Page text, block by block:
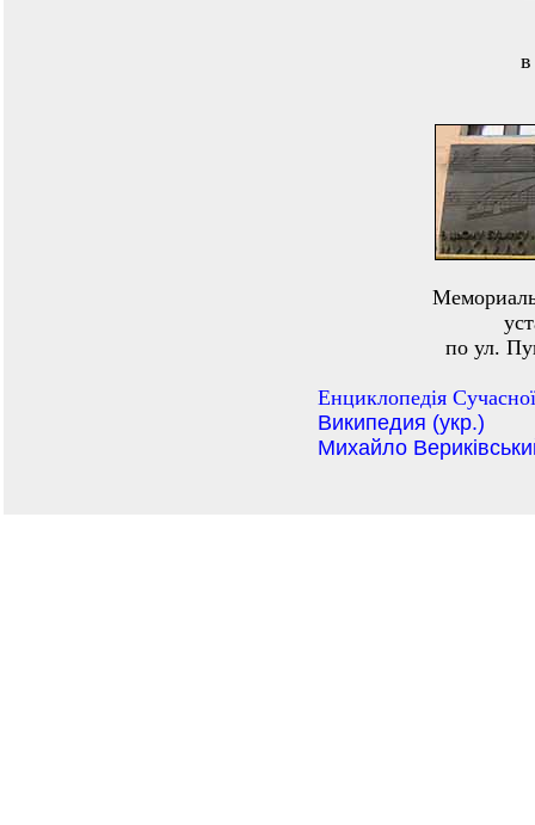
по ул.
Енциклопедiя
Википедия (укр.)
Михайло